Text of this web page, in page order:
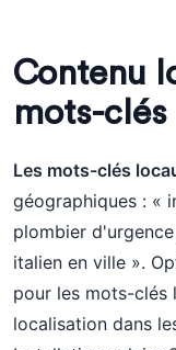
Contenu
mots-clés
Les mots-clés
géographiques : «
plombier
italien en ville ».
pour les mots-clés
localisation dans